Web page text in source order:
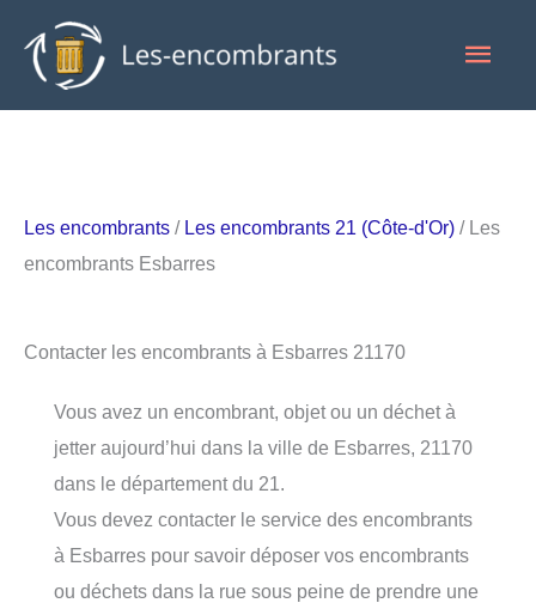
contenu
Les encombrants / Les encombrants 21 (Côte-d'Or) / Les
encombrants Esbarres
Contacter les encombrants à Esbarres 21170
Vous avez un encombrant, objet ou un déchet à
jetter aujourd’hui dans la ville de Esbarres, 21170
dans le département du 21.
Vous devez contacter le service des encombrants
à Esbarres pour savoir déposer vos encombrants
ou déchets dans la rue sous peine de prendre une